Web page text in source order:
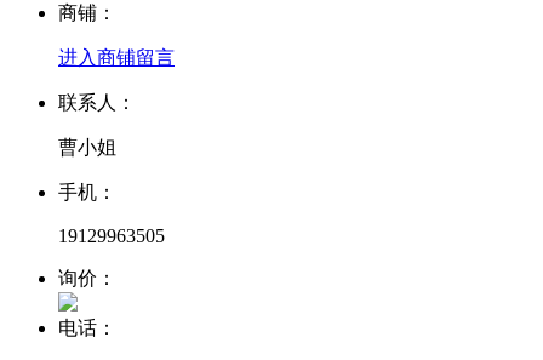
商铺：
进入商铺留言
联系人：
曹小姐
手机：
19129963505
询价：
电话：